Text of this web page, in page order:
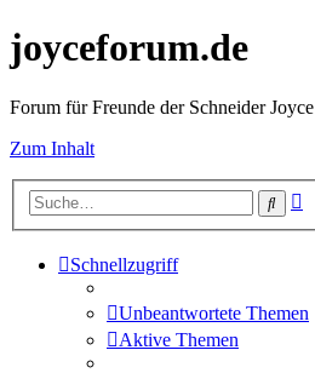
joyceforum.de
Forum für Freunde der Schneider Joyce
Zum Inhalt
Suche
Schnellzugriff
Unbeantwortete Themen
Aktive Themen